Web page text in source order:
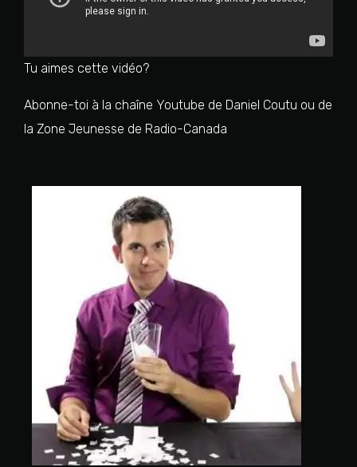
Tu aimes cette vidéo?
Abonne-toi à la chaîne Youtube de Daniel Coutu ou de
la Zone Jeunesse de Radio-Canada